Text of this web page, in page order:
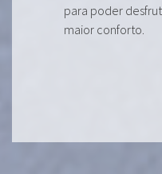
para poder
maior conforto.